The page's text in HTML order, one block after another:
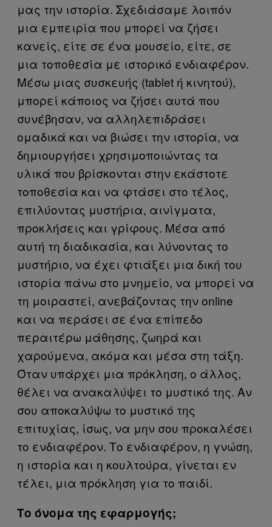
μας την ιστορία. Σχεδιάσαμε λοιπόν
μια εμπειρία που μπορεί να ζήσει
κανείς, είτε σε ένα μουσείο, είτε, σε
μια τοποθεσία με ιστορικό ενδιαφέρον.
Μέσω μιας συσκευής (tablet ή κινητού),
μπορεί κάποιος να ζήσει αυτά που
συνέβησαν, να αλληλεπιδράσει
ομαδικά και να βιώσει την ιστορία, να
δημιουργήσει χρησιμοποιώντας τα
υλικά που βρίσκονται στην εκάστοτε
τοποθεσία και να φτάσει στο τέλος,
επιλύοντας μυστήρια, αινίγματα,
προκλήσεις και γρίφους. Μέσα από
αυτή τη διαδικασία, και λύνοντας το
μυστήριο, να έχει φτιάξει μια δική του
ιστορία πάνω στο μνημείο, να μπορεί να
τη μοιραστεί, ανεβάζοντας την online
και να περάσει σε ένα επίπεδο
περαιτέρω μάθησης, ζωηρά και
χαρούμενα, ακόμα και μέσα στη τάξη.
Όταν υπάρχει μια πρόκληση, ο άλλος,
θέλει να ανακαλύψει το μυστικό της. Αν
σου αποκαλύψω το μυστικό της
επιτυχίας, ίσως, να μην σου προκαλέσει
το ενδιαφέρον. Το ενδιαφέρον, η γνώση,
η ιστορία και η κουλτούρα, γίνεται εν
τέλει, μια πρόκληση για το παιδί.
Το όνομα της εφαρμογής;